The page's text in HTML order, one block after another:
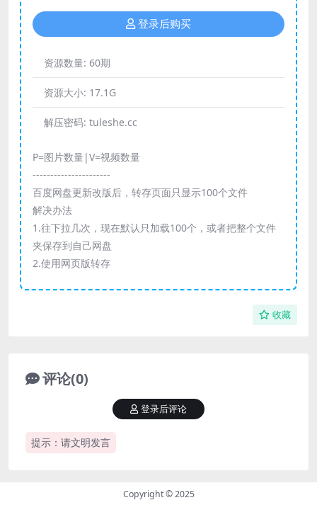
登录后购买
资源数量: 60期
资源大小: 17.1G
解压密码: tuleshe.cc
P=图片数量|V=视频数量
----------------------
百度网盘更新改版后，转存页面只显示100个文件
解决办法
1.往下拉几次，现在默认只加载100个，或者把整个文件
夹保存到自己网盘
2.使用网页版转存
收藏
评论(0)
提示：请文明发言
登录后评论
Copyright © 2025